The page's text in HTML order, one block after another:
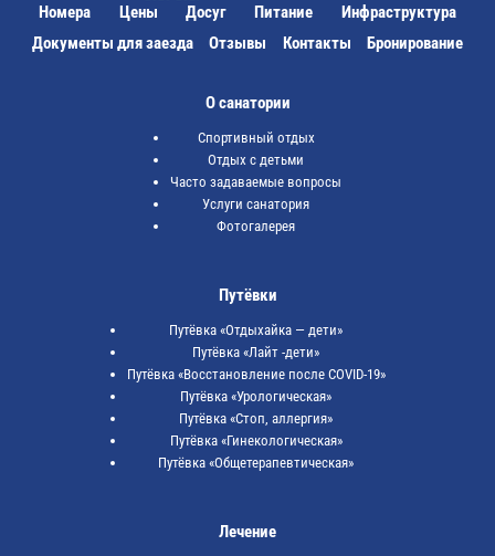
Номера Цены Досуг Питание
Инфраструктура
Документы для заезда
Отзывы Контакты Бронирование
О санатории
Спортивный отдых
Отдых с детьми
Часто задаваемые вопросы
Услуги санатория
Фотогалерея
Путёвки
Путёвка «Отдыхайка — дети»
Путёвка «Лайт -дети»
Путёвка «Восстановление после COVID-19»
Путёвка «Урологическая»
Путёвка «Стоп, аллергия»
Путёвка «Гинекологическая»
Путёвка «Общетерапевтическая»
Лечение